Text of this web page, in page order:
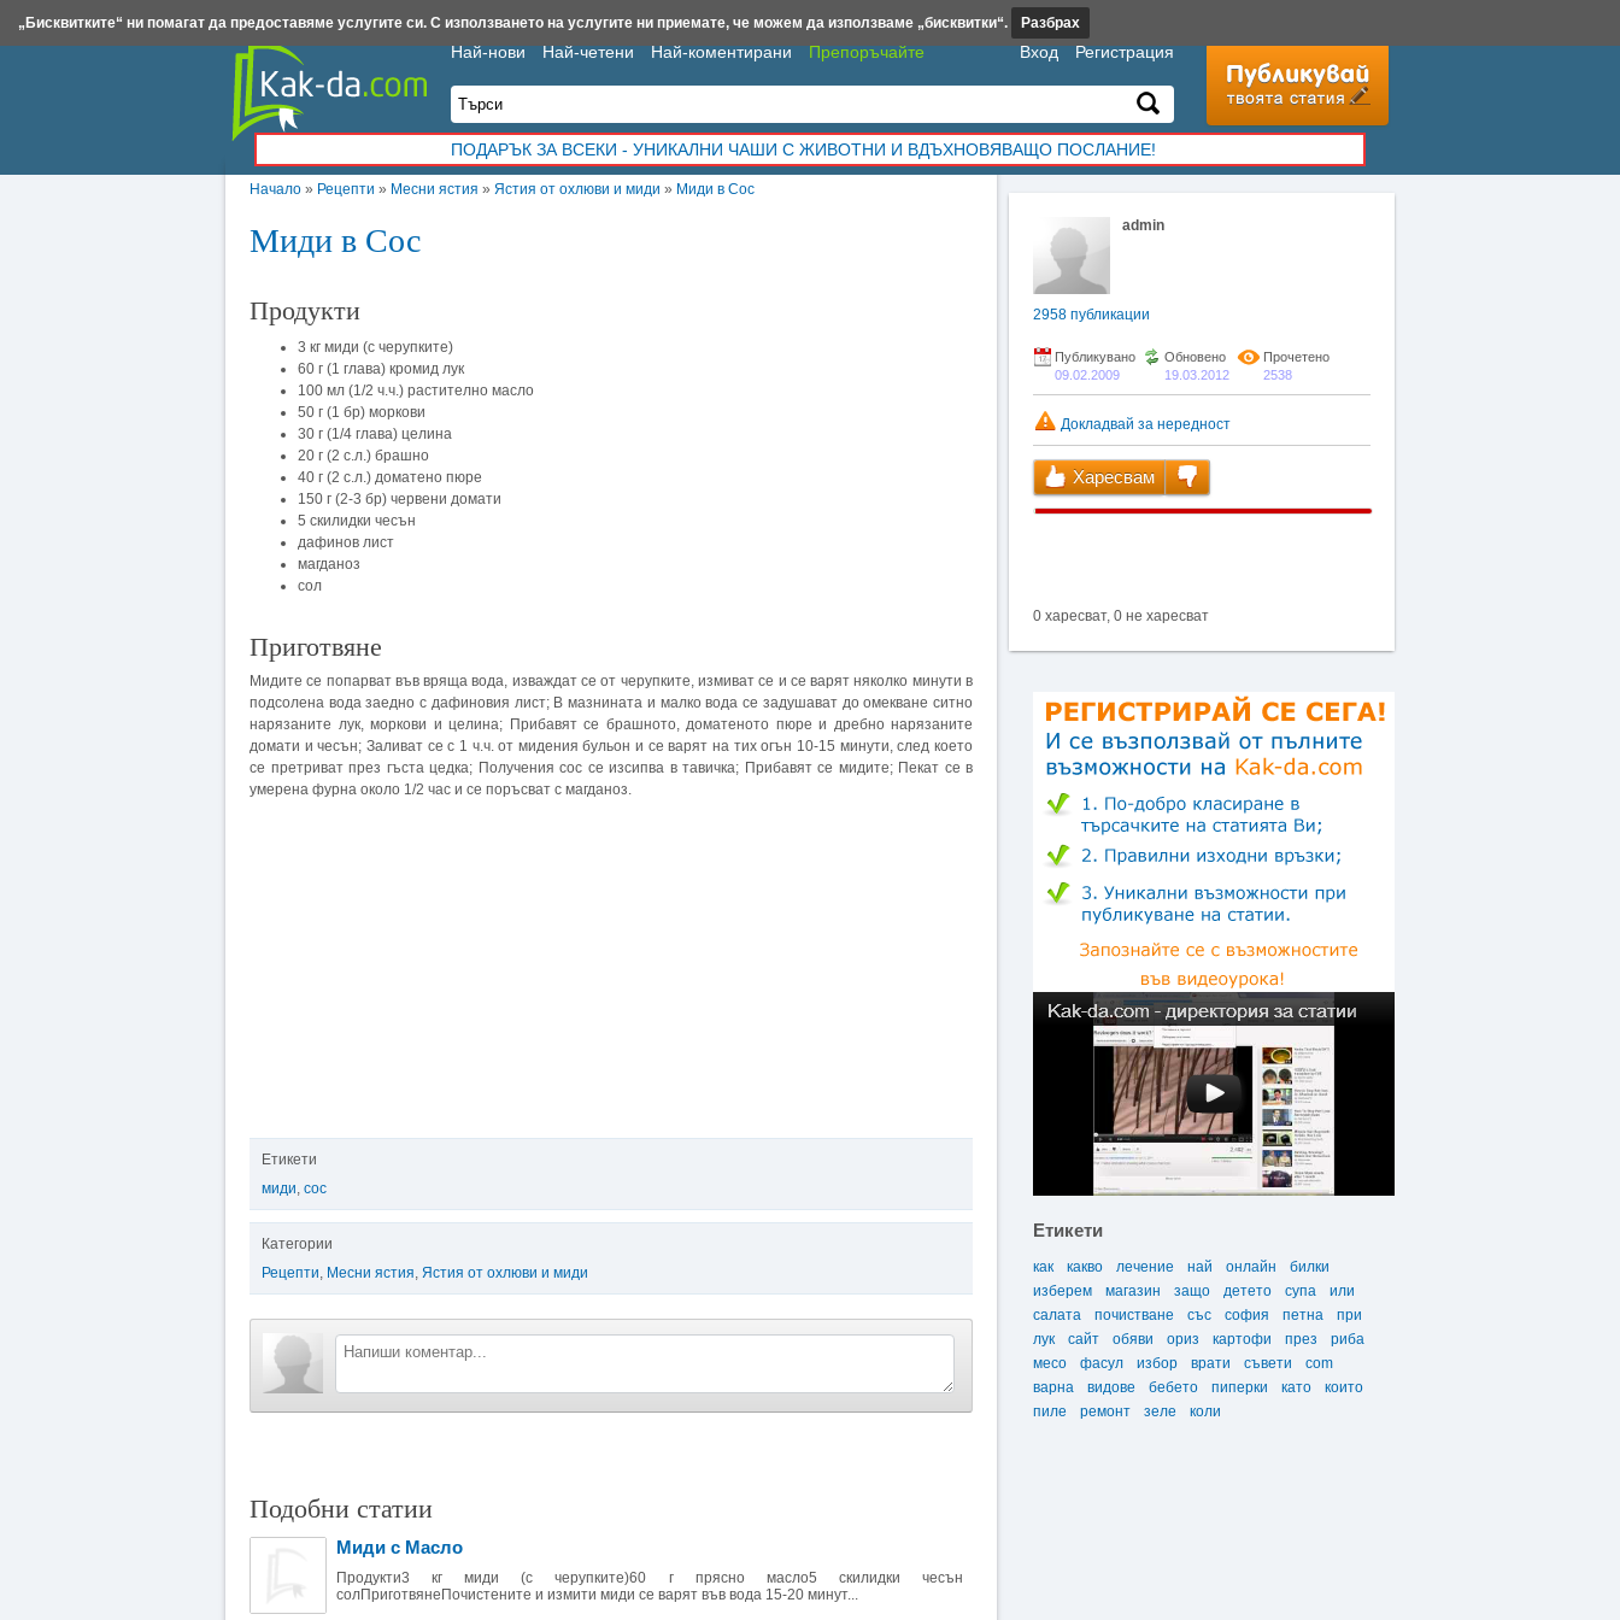
Начало » Рецепти » Месни ястия » Ястия от охлюви и миди » Миди в Сос
Миди в Сос
Продукти
3 кг миди (с черупките)
60 г (1 глава) кромид лук
100 мл (1/2 ч.ч.) растително масло
50 г (1 бр) моркови
30 г (1/4 глава) целина
20 г (2 с.л.) брашно
40 г (2 с.л.) доматено пюре
150 г (2-3 бр) червени домати
5 скилидки чесън
дафинов лист
магданоз
сол
Приготвяне
Мидите се попарват във вряща вода, изваждат се от черупките, измиват се и се варят няколко минути в
подсолена вода заедно с дафиновия лист; В мазнината и малко вода се задушават до омекване ситно
нарязаните лук, моркови и целина; Прибавят се брашното, доматеното пюре и дребно нарязаните
домати и чесън; Заливат се с 1 ч.ч. от мидения бульон и се варят на тих огън 10-15 минути, след което
се претриват през гъста цедка; Получения сос се изсипва в тавичка; Прибавят се мидите; Пекат се в
умерена фурна около 1/2 час и се поръсват с магданоз.
Етикети
миди, сос
Категории
Рецепти, Месни ястия, Ястия от охлюви и миди
Подобни статии
Миди с Масло
Продукти3 кг миди (с черупките)60 г прясно масло5 скилидки чесън
солПриготвянеПочистените и измити миди се варят във вода 15-20 минут...
admin
2958 публикации
Публикувано
09.02.2009
Обновено
19.03.2012
Прочетено
2538
Докладвай за нередност
Харесвам
0 харесват, 0 не харесват
Етикети
как какво лечение най онлайн
билки
изберем
магазин защо детето супа
или
салата
почистване със софия петна
при
лук
сайт обяви ориз картофи през
риба
месо
фасул избор врати съвети
com
варна
видове бебето пиперки като
които
пиле
ремонт зеле коли
Най-нови Най-четени Най-коментирани Препоръчайте Вход Регистрация
ПОДАРЪК ЗА ВСЕКИ - УНИКАЛНИ ЧАШИ С ЖИВОТНИ И ВДЪХНОВЯВАЩО ПОСЛАНИЕ!
Insert.bg Framar.bg Kak-da.com Iztochnik.com BauBau.bg NewAge.bg
„Бисквитките“ ни помагат да предоставяме услугите си. С използването на услугите ни приемате, че можем да използваме „бисквитки“. Разбрах